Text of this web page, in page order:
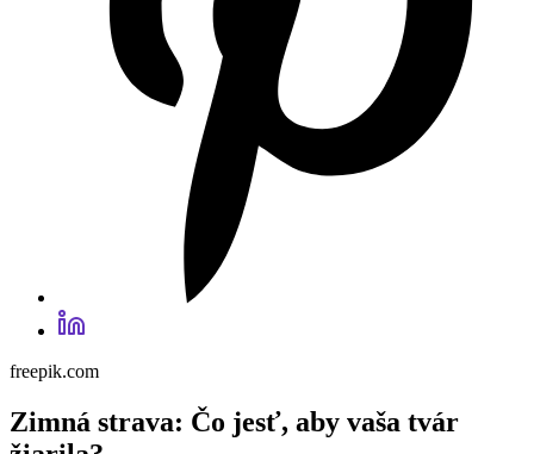
freepik.com
Zimná strava: Čo jesť, aby vaša tvár